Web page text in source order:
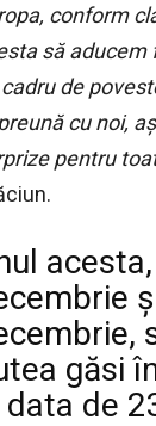
conform
să aducem
de
cu noi,
pentru
găsi
de